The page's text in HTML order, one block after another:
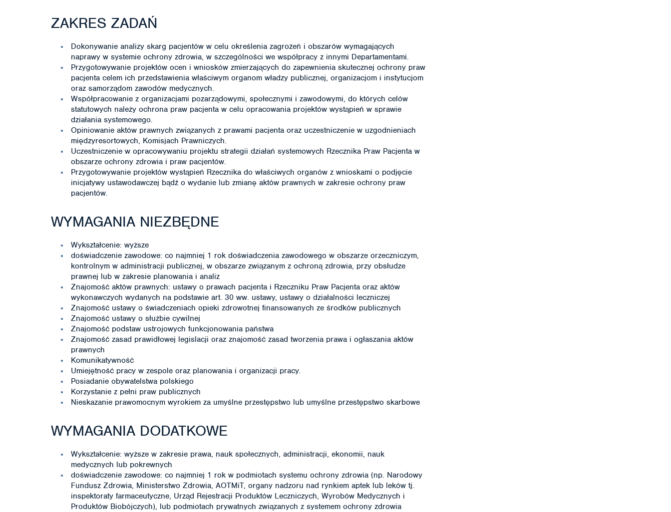
ZAKRES ZADAŃ
Dokonywanie analizy skarg pacjentów w celu określenia zagrożeń i obszarów wymagających
naprawy w systemie ochrony zdrowia, w szczególności we współpracy z innymi Departamentami.
Przygotowywanie projektów ocen i wniosków zmierzających do zapewnienia skutecznej ochrony praw
pacjenta celem ich przedstawienia właściwym organom władzy publicznej, organizacjom i instytucjom
oraz samorządom zawodów medycznych.
Współpracowanie z organizacjami pozarządowymi, społecznymi i zawodowymi, do których celów
statutowych należy ochrona praw pacjenta w celu opracowania projektów wystąpień w sprawie
działania systemowego.
Opiniowanie aktów prawnych związanych z prawami pacjenta oraz uczestniczenie w uzgodnieniach
międzyresortowych, Komisjach Prawniczych.
Uczestniczenie w opracowywaniu projektu strategii działań systemowych Rzecznika Praw Pacjenta w
obszarze ochrony zdrowia i praw pacjentów.
Przygotowywanie projektów wystąpień Rzecznika do właściwych organów z wnioskami o podjęcie
inicjatywy ustawodawczej bądź o wydanie lub zmianę aktów prawnych w zakresie ochrony praw
pacjentów.
WYMAGANIA NIEZBĘDNE
Wykształcenie: wyższe
doświadczenie zawodowe: co najmniej 1 rok doświadczenia zawodowego w obszarze orzeczniczym,
kontrolnym w administracji publicznej, w obszarze związanym z ochroną zdrowia, przy obsłudze
prawnej lub w zakresie planowania i analiz
Znajomość aktów prawnych: ustawy o prawach pacjenta i Rzeczniku Praw Pacjenta oraz aktów
wykonawczych wydanych na podstawie art. 30 ww. ustawy, ustawy o działalności leczniczej
Znajomość ustawy o świadczeniach opieki zdrowotnej finansowanych ze środków publicznych
Znajomość ustawy o służbie cywilnej
Znajomość podstaw ustrojowych funkcjonowania państwa
Znajomość zasad prawidłowej legislacji oraz znajomość zasad tworzenia prawa i ogłaszania aktów
prawnych
Komunikatywność
Umiejętność pracy w zespole oraz planowania i organizacji pracy.
Posiadanie obywatelstwa polskiego
Korzystanie z pełni praw publicznych
Nieskazanie prawomocnym wyrokiem za umyślne przestępstwo lub umyślne przestępstwo skarbowe
WYMAGANIA DODATKOWE
Wykształcenie: wyższe w zakresie prawa, nauk społecznych, administracji, ekonomii, nauk
medycznych lub pokrewnych
doświadczenie zawodowe: co najmniej 1 rok w podmiotach systemu ochrony zdrowia (np. Narodowy
Fundusz Zdrowia, Ministerstwo Zdrowia, AOTMiT, organy nadzoru nad rynkiem aptek lub leków tj.
inspektoraty farmaceutyczne, Urząd Rejestracji Produktów Leczniczych, Wyrobów Medycznych i
Produktów Biobójczych), lub podmiotach prywatnych związanych z systemem ochrony zdrowia